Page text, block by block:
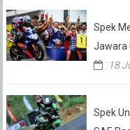
Spek
Jawara
18
Spek